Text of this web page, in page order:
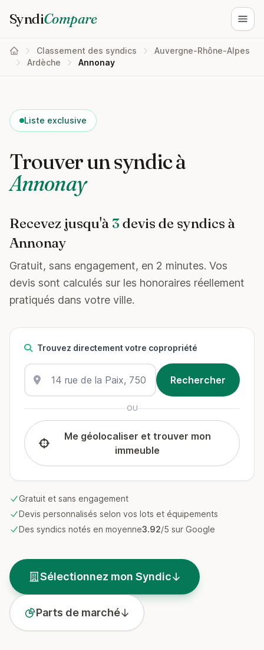
SyndiCompare
Classement des syndics
Auvergne-Rhône-Alpes
Ardèche
Annonay
Liste exclusive
Trouver un syndic à
Annonay
Recevez jusqu'à 3devis de syndics à
Annonay
Gratuit, sans engagement, en 2 minutes. Vos
devis sont calculés sur les honoraires réellement
pratiqués dans votre ville.
Trouvez directement votre copropriété
OU
Me géolocaliser et trouver mon
immeuble
Gratuit et sans engagement
Devis personnalisés selon vos lots et équipements
Des syndics notés en moyenne3.92/5 sur Google
Sélectionnez mon Syndic
Parts de marché